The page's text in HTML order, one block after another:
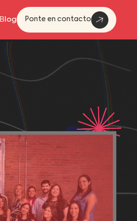
Blog Ponte en contacto